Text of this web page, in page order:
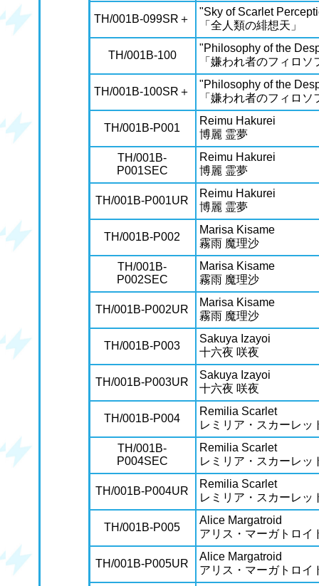
TH/001B-099SR＋
"Sky of Scarlet
「全人類の緋想天」
TH/001B-100
"Philosophy of the
「嫌われ者のフィロソ
TH/001B-100SR＋
"Philosophy of the
「嫌われ者のフィロソ
TH/001B-P001
Reimu Hakurei
博麗 霊夢
TH/001B-
P001SEC
Reimu Hakurei
博麗 霊夢
TH/001B-P001UR
Reimu Hakurei
博麗 霊夢
TH/001B-P002
Marisa Kisame
霧雨 魔理沙
TH/001B-
P002SEC
Marisa Kisame
霧雨 魔理沙
TH/001B-P002UR
Marisa Kisame
霧雨 魔理沙
TH/001B-P003
Sakuya Izayoi
十六夜 咲夜
TH/001B-P003UR
Sakuya Izayoi
十六夜 咲夜
TH/001B-P004
Remilia Scarlet
レミリア・スカーレッ
TH/001B-
P004SEC
Remilia Scarlet
レミリア・スカーレッ
TH/001B-P004UR
Remilia Scarlet
レミリア・スカーレッ
TH/001B-P005
Alice Margatroid
アリス・マーガトロイ
TH/001B-P005UR
Alice Margatroid
アリス・マーガトロイ